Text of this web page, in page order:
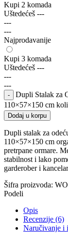
Kupi 2 komada
Uštedećeš ---
---
---
Najprodavanije
Kupi 3 komada
Uštedećeš ---
---
---
Dupli Stalak za
110×57×150 cm
Dodaj u korpu
Dupli stalak za
110×57×150 cm
pretrpane ormare.
stabilnost i lako
garderober i
Šifra proizvoda:
Podeli
Opis
Recenzije (6)
Naručivanje i